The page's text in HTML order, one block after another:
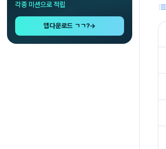
각종 미션으로 적립
앱다운로드 ㄱㄱ?→